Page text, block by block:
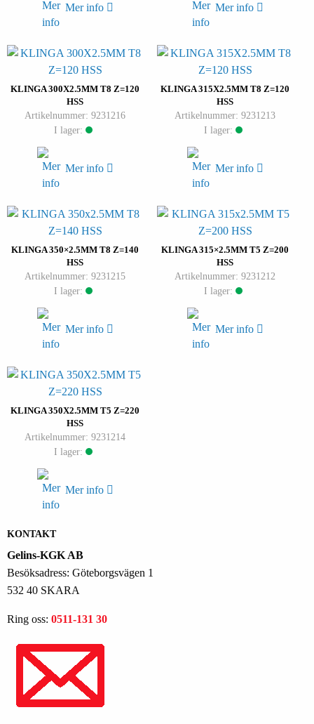
Mer info Mer info
KLINGA 300X2.5MM T8 Z=120
HSS
Artikelnummer: 9231216
I lager:
Mer info
KLINGA 315X2.5MM T8 Z=120
HSS
Artikelnummer: 9231213
I lager:
Mer info
KLINGA 350×2.5MM T8 Z=140
HSS
Artikelnummer: 9231215
I lager:
Mer info
KLINGA 315×2.5MM T5 Z=200
HSS
Artikelnummer: 9231212
I lager:
Mer info
KLINGA 350X2.5MM T5 Z=220
HSS
Artikelnummer: 9231214
I lager:
Mer info
KONTAKT
Gelins-KGK AB
Besöksadress: Göteborgsvägen 1
532 40 SKARA
Ring oss: 0511-131 30